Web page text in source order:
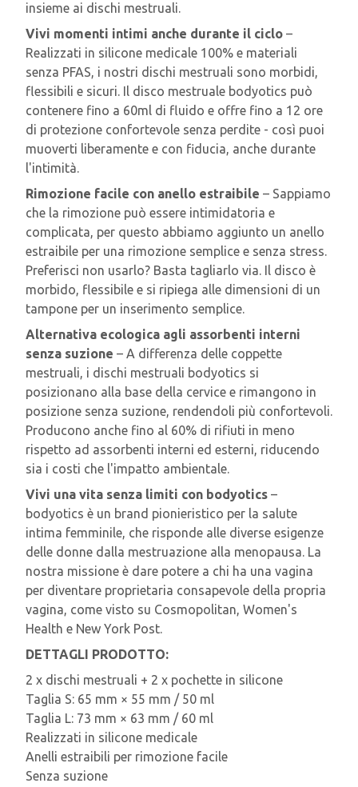
insieme ai dischi mestruali.
Vivi momenti intimi anche durante il ciclo –
Realizzati in silicone medicale 100% e materiali
senza PFAS, i nostri dischi mestruali sono morbidi,
flessibili e sicuri. Il disco mestruale bodyotics può
contenere fino a 60ml di fluido e offre fino a 12 ore
di protezione confortevole senza perdite - così puoi
muoverti liberamente e con fiducia, anche durante
l'intimità.
Rimozione facile con anello estraibile – Sappiamo
che la rimozione può essere intimidatoria e
complicata, per questo abbiamo aggiunto un anello
estraibile per una rimozione semplice e senza stress.
Preferisci non usarlo? Basta tagliarlo via. Il disco è
morbido, flessibile e si ripiega alle dimensioni di un
tampone per un inserimento semplice.
Alternativa ecologica agli assorbenti interni
senza suzione – A differenza delle coppette
mestruali, i dischi mestruali bodyotics si
posizionano alla base della cervice e rimangono in
posizione senza suzione, rendendoli più confortevoli.
Producono anche fino al 60% di rifiuti in meno
rispetto ad assorbenti interni ed esterni, riducendo
sia i costi che l'impatto ambientale.
Vivi una vita senza limiti con bodyotics –
bodyotics è un brand pionieristico per la salute
intima femminile, che risponde alle diverse esigenze
delle donne dalla mestruazione alla menopausa. La
nostra missione è dare potere a chi ha una vagina
per diventare proprietaria consapevole della propria
vagina, come visto su Cosmopolitan, Women's
Health e New York Post.
DETTAGLI PRODOTTO:
2 x dischi mestruali + 2 x pochette in silicone
Taglia S: 65 mm × 55 mm / 50 ml
Taglia L: 73 mm × 63 mm / 60 ml
Realizzati in silicone medicale
Anelli estraibili per rimozione facile
Senza suzione